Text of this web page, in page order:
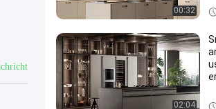
00:32
02:04